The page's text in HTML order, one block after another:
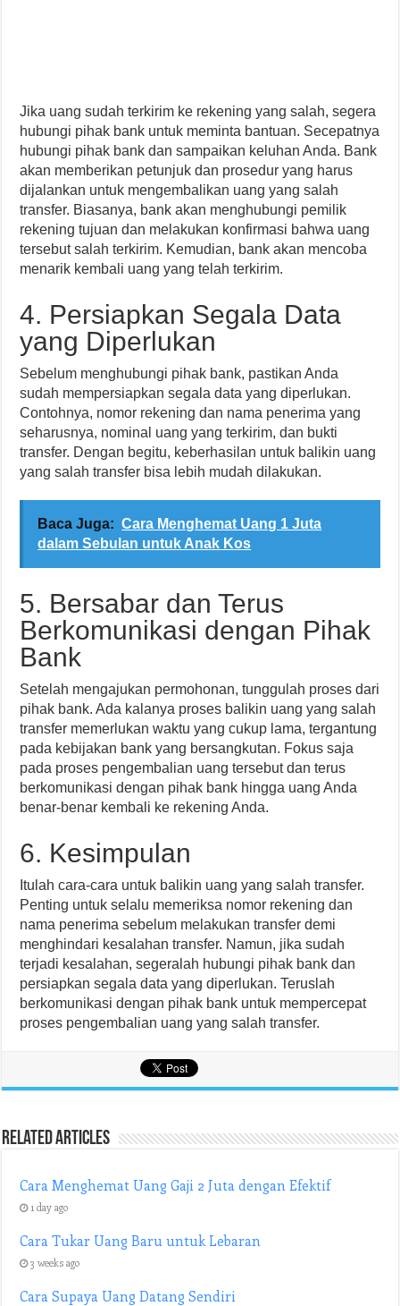
Jika uang sudah terkirim ke rekening yang salah, segera
hubungi pihak bank untuk meminta bantuan. Secepatnya
hubungi pihak bank dan sampaikan keluhan Anda. Bank
akan memberikan petunjuk dan prosedur yang harus
dijalankan untuk mengembalikan uang yang salah
transfer. Biasanya, bank akan menghubungi pemilik
rekening tujuan dan melakukan konfirmasi bahwa uang
tersebut salah terkirim. Kemudian, bank akan mencoba
menarik kembali uang yang telah terkirim.
4. Persiapkan Segala Data
yang Diperlukan
Sebelum menghubungi pihak bank, pastikan Anda
sudah mempersiapkan segala data yang diperlukan.
Contohnya, nomor rekening dan nama penerima yang
seharusnya, nominal uang yang terkirim, dan bukti
transfer. Dengan begitu, keberhasilan untuk balikin uang
yang salah transfer bisa lebih mudah dilakukan.
Baca Juga: Cara Menghemat Uang 1 Juta
dalam Sebulan untuk Anak Kos
5. Bersabar dan Terus
Berkomunikasi dengan Pihak
Bank
Setelah mengajukan permohonan, tunggulah proses dari
pihak bank. Ada kalanya proses balikin uang yang salah
transfer memerlukan waktu yang cukup lama, tergantung
pada kebijakan bank yang bersangkutan. Fokus saja
pada proses pengembalian uang tersebut dan terus
berkomunikasi dengan pihak bank hingga uang Anda
benar-benar kembali ke rekening Anda.
6. Kesimpulan
Itulah cara-cara untuk balikin uang yang salah transfer.
Penting untuk selalu memeriksa nomor rekening dan
nama penerima sebelum melakukan transfer demi
menghindari kesalahan transfer. Namun, jika sudah
terjadi kesalahan, segeralah hubungi pihak bank dan
persiapkan segala data yang diperlukan. Teruslah
berkomunikasi dengan pihak bank untuk mempercepat
proses pengembalian uang yang salah transfer.
Related Articles
Cara Menghemat Uang Gaji 2 Juta dengan Efektif
1 day ago
Cara Tukar Uang Baru untuk Lebaran
3 weeks ago
Cara Supaya Uang Datang Sendiri